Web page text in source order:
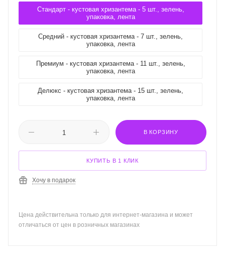
Стандарт - кустовая хризантема - 5 шт., зелень,
упаковка, лента
Средний - кустовая хризантема - 7 шт., зелень,
упаковка, лента
Премиум - кустовая хризантема - 11 шт., зелень,
упаковка, лента
Делюкс - кустовая хризантема - 15 шт., зелень,
упаковка, лента
В КОРЗИНУ
КУПИТЬ В 1 КЛИК
Хочу в подарок
Цена действительна только для интернет-магазина и может
отличаться от цен в розничных магазинах